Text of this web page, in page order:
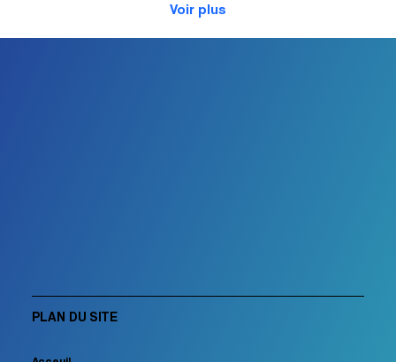
Voir plus
PLAN DU SITE